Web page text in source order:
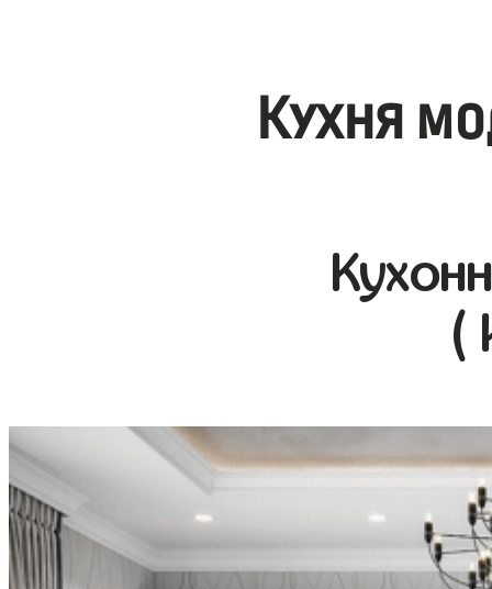
Кухня
(